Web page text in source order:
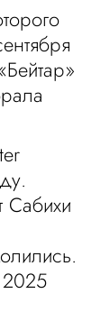
Сабихи
2025